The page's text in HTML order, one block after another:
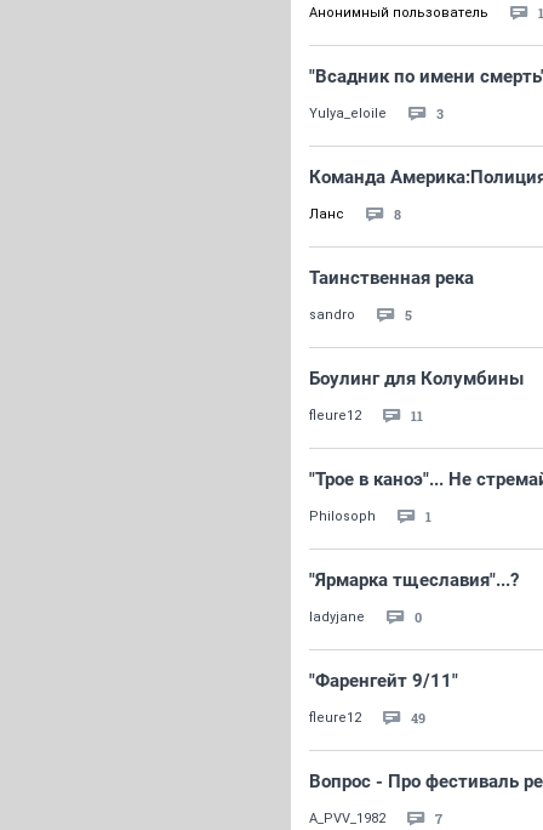
Анонимный пользователь 1
"Всадник по имени
Yulya_eloile 3
Команда
Лaнс 8
Таинственная река
sandro 5
Боулинг для Колумбины
fleure12 11
"Трое в каноэ"... Не
Philosoph 1
"Ярмарка тщеславия"...?
ladyjane 0
"Фаренгейт 9/11"
fleure12 49
Вопрос - Про фестиваль
A_PVV_1982 7